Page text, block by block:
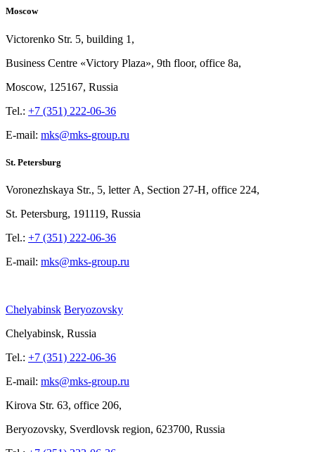
Moscow
Victorenko Str. 5, building 1,
Business Centre «Victory Plaza», 9th floor, office 8a,
Moscow, 125167, Russia
Tel.: +7 (351) 222-06-36
E-mail: mks@mks-group.ru
St. Petersburg
Voronezhskaya Str., 5, letter A, Section 27-Н, office 224,
St. Petersburg, 191119, Russia
Tel.: +7 (351) 222-06-36
E-mail: mks@mks-group.ru
Chelyabinsk Beryozovsky
Chelyabinsk, Russia
Tel.: +7 (351) 222-06-36
E-mail: mks@mks-group.ru
Kirova Str. 63, office 206,
Beryozovsky, Sverdlovsk region, 623700, Russia